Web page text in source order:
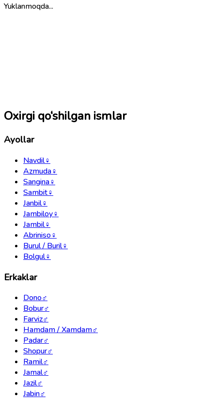
Yuklanmoqda...
Oxirgi qo‘shilgan ismlar
Ayollar
Navdil♀
Azmuda♀
Sangina♀
Sambit♀
Janbil♀
Jambiloy♀
Jambil♀
Abriniso♀
Burul / Buril♀
Bolgul♀
Erkaklar
Dono♂
Bobur♂
Farviz♂
Hamdam / Xamdam♂
Padar♂
Shopur♂
Ramil♂
Jamal♂
Jazil♂
Jabin♂